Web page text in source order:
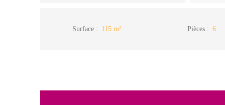
Surface : 115 m² Pièces: 6